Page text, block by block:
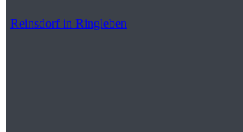
Reinsdorfin Ringleben